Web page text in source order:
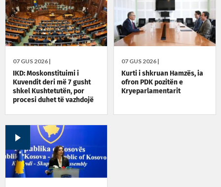
07 GUS 2026 |
IKD: Moskonstituimi i
Kuvendit deri më 7 gusht
shkel Kushtetutën, por
procesi duhet të vazhdojë
07 GUS 2026 |
Kurti i shkruan Hamzës, ia
ofron PDK pozitën e
Kryeparlamentarit